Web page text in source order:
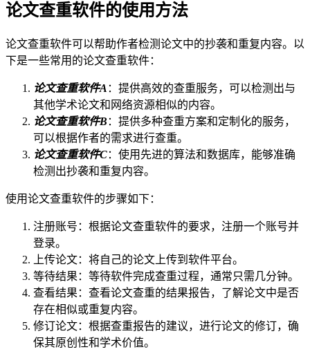
论文查重软件的使用方法
论文查重软件可以帮助作者检测论文中的抄袭和重复内容。以
下是一些常用的论文查重软件：
论文查重软件A ：提供高效的查重服务，可以检测出与
其他学术论文和网络资源相似的内容。
论文查重软件B ：提供多种查重方案和定制化的服务，
可以根据作者的需求进行查重。
论文查重软件C：使用先进的算法和数据库，能够准确
检测出抄袭和重复内容。
使用论文查重软件的步骤如下：
注册账号：根据论文查重软件的要求，注册一个账号并
登录。
上传论文：将自己的论文上传到软件平台。
等待结果：等待软件完成查重过程，通常只需几分钟。
查看结果：查看论文查重的结果报告，了解论文中是否
存在相似或重复内容。
修订论文：根据查重报告的建议，进行论文的修订，确
保其原创性和学术价值。